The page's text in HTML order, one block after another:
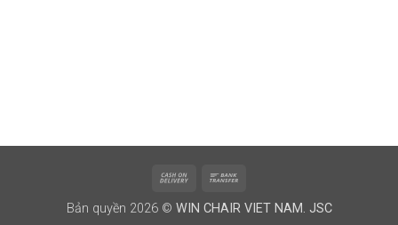
Cash
Delivery
Bản quyền 2026 © WIN CHAIR VIET NAM. JSC